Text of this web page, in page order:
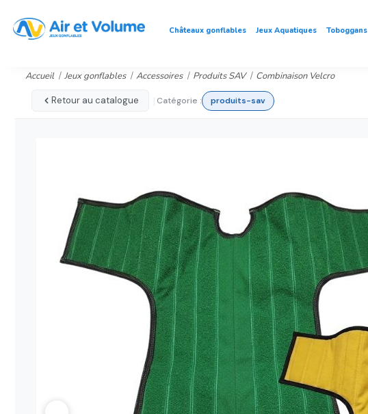
Châteaux gonflables Jeux Aquatiques Toboggans
Accueil Jeux gonflables Accessoires Produits SAV Combinaison Velcro
Retour au catalogue Catégorie : produits-sav